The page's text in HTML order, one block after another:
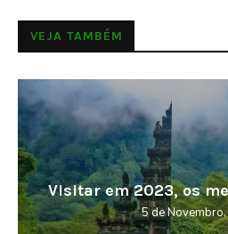
VEJA TAMBÉM
Cabo Verde – Terra
27 de Outubro,